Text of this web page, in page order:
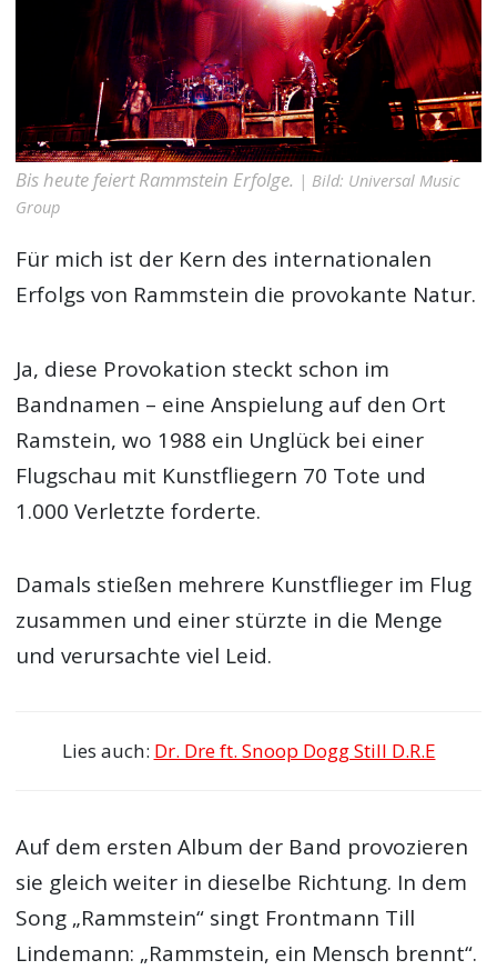
Bis heute feiert Rammstein Erfolge. | Bild: Universal Music
Group
Für mich ist der Kern des internationalen
Erfolgs von Rammstein die provokante Natur.
Ja, diese Provokation steckt schon im
Bandnamen – eine Anspielung auf den Ort
Ramstein, wo 1988 ein Unglück bei einer
Flugschau mit Kunstfliegern 70 Tote und
1.000 Verletzte forderte.
Damals stießen mehrere Kunstflieger im Flug
zusammen und einer stürzte in die Menge
und verursachte viel Leid.
Lies auch: Dr. Dre ft. Snoop Dogg Still D.R.E
Auf dem ersten Album der Band provozieren
sie gleich weiter in dieselbe Richtung. In dem
Song „Rammstein“ singt Frontmann Till
Lindemann: „Rammstein, ein Mensch brennt“.